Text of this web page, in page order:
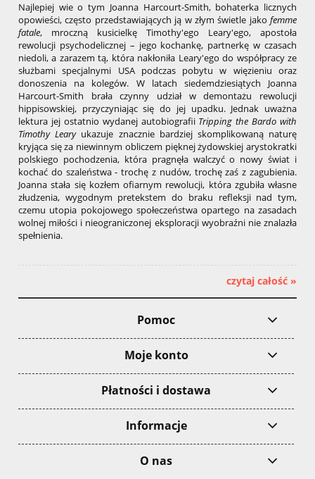
Najlepiej wie o tym Joanna Harcourt-Smith, bohaterka licznych
opowieści, często przedstawiających ją w złym świetle jako femme
fatale, mroczną kusicielkę Timothy'ego Leary'ego, apostoła
rewolucji psychodelicznej – jego kochankę, partnerkę w czasach
niedoli, a zarazem tą, która nakłoniła Leary'ego do współpracy ze
służbami specjalnymi USA podczas pobytu w więzieniu oraz
donoszenia na kolegów. W latach siedemdziesiątych Joanna
Harcourt-Smith brała czynny udział w demontażu rewolucji
hippisowskiej, przyczyniając się do jej upadku. Jednak uważna
lektura jej ostatnio wydanej autobiografii Tripping the Bardo with
Timothy Learyukazuje znacznie bardziej skomplikowaną naturę
kryjąca się za niewinnym obliczem pięknej żydowskiej arystokratki
polskiego pochodzenia, która pragnęła walczyć o nowy świat i
kochać do szaleństwa - trochę z nudów, trochę zaś z zagubienia.
Joanna stała się kozłem ofiarnym rewolucji, która zgubiła własne
złudzenia, wygodnym pretekstem do braku refleksji nad tym,
czemu utopia pokojowego społeczeństwa opartego na zasadach
wolnej miłości i nieograniczonej eksploracji wyobraźni nie znalazła
spełnienia.
czytaj całość »
Pomoc
Moje konto
Płatności i dostawa
Informacje
O nas